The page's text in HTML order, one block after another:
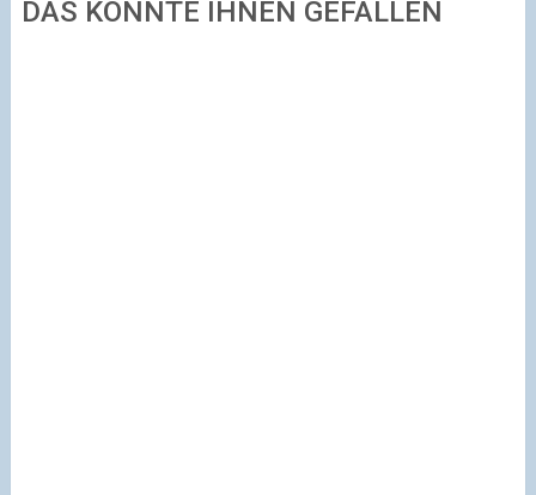
DAS KÖNNTE IHNEN GEFALLEN